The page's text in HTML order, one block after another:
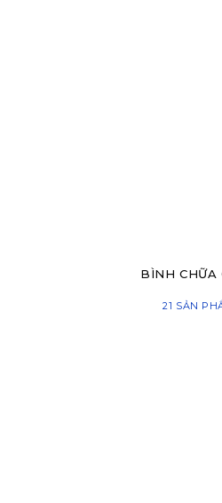
BÌNH CHỮA
21 SẢN